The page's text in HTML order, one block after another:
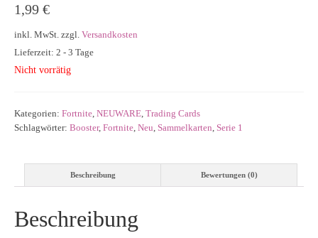
1,99 €
inkl. MwSt. zzgl. Versandkosten
Lieferzeit: 2 - 3 Tage
Nicht vorrätig
Kategorien: Fortnite NEUWARE Trading Cards
Schlagwörter: Booster, Fortnite Neu Sammelkarten Serie 1
Beschreibung Bewertungen (0)
Beschreibung